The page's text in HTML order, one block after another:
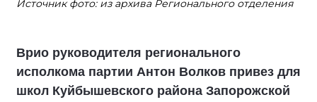
Источник фото: из архива Регионального отделения
Врио руководителя регионального
исполкома партии Антон Волков привез для
школ Куйбышевского района Запорожской